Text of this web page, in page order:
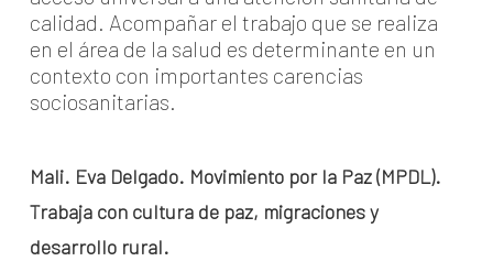
calidad. Acompañar el trabajo que se realiza
en el área de la salud es determinante en un
contexto con importantes carencias
sociosanitarias.
Mali. Eva Delgado. Movimiento por la Paz (MPDL).
Trabaja con cultura de paz, migraciones y
desarrollo rural.